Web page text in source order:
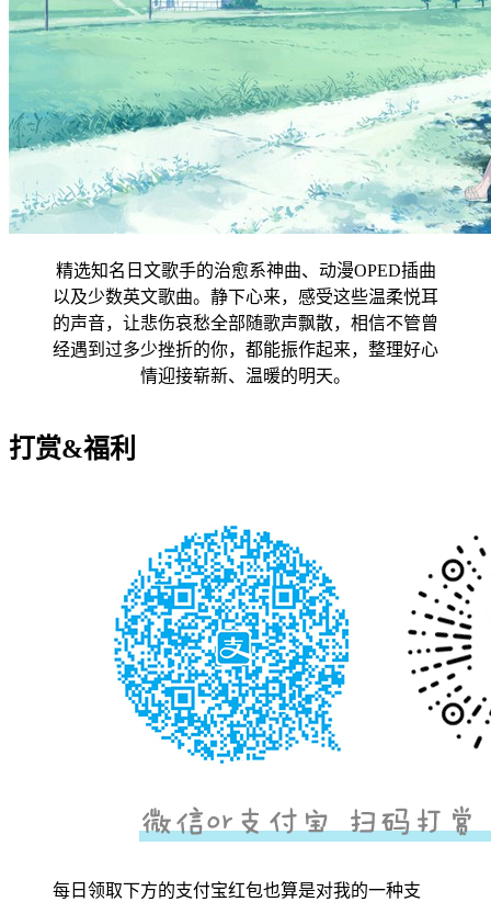
精选知名日文歌手的治愈系神曲、动漫OPED插曲
以及少数英文歌曲。静下心来，感受这些温柔悦耳
的声音，让悲伤哀愁全部随歌声飘散，相信不管曾
经遇到过多少挫折的你，都能振作起来，整理好心
情迎接崭新、温暖的明天。
打赏&福利
每日领取下方的支付宝红包也算是对我的一种支